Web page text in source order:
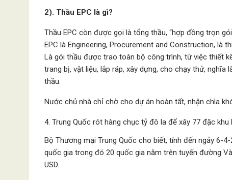
2). Thầu EPC là gì?
Thầu EPC còn được gọi là tổng thầu, “hợp đồng trọn
EPC là Engineering, Procurement and Construction, là
Là gói thầu được trao toàn bộ công trình, từ việc thiết
trang bị, vật liệu, lắp ráp, xây dựng, cho chạy thử,
thầu.
Nước chủ nhà chỉ chờ cho dự án hoàn tất, nhận chìa
Trung Quốc rót hàng chục tỷ đô la để xây 77 đặc
Bộ Thương mại Trung Quốc cho biết, tính đến ngảy 6-
quốc gia trong đó 20 quốc gia nằm trên tuyến đường
USD.